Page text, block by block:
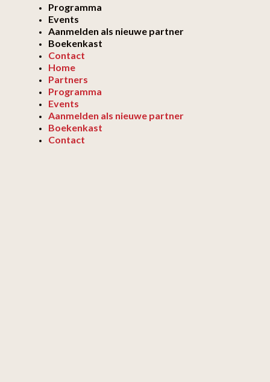
Programma
Events
Aanmelden als nieuwe partner
Boekenkast
Contact
Home
Partners
Programma
Events
Aanmelden als nieuwe partner
Boekenkast
Contact